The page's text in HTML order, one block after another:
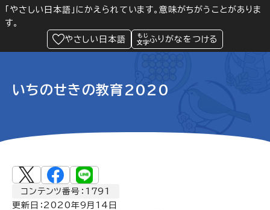
「やさしい日本語」にかえられています。意味がちがうことがありま
す。
やさしい日本語
ふりがなをつける
Language 閲覧支援
緊急情報
いちのせきの教育2020
コンテンツ番号：1791
更新日： 2020年9月14日